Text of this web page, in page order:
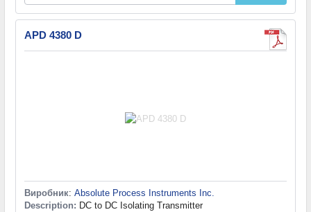
APD 4380 D
Виробник: Absolute Process Instruments Inc.
Description: DC to DC Isolating Transmitter